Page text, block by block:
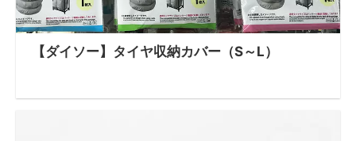
【ダイソー】タイヤ収納カバー（S～L）